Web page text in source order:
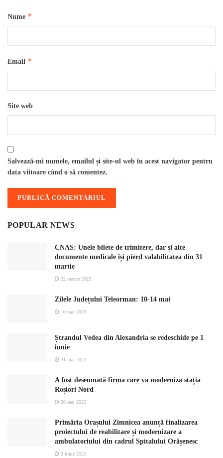
Nume *
Email *
Site web
Salvează-mi numele, emailul și site-ul web în acest navigator pentru
data viitoare când o să comentez.
POPULAR NEWS
CNAS: Unele bilete de trimitere, dar și alte
documente medicale își pierd valabilitatea din 31
martie
22 martie 2022
Zilele Județului Teleorman: 10-14 mai
10 mai 2025
Ștrandul Vedea din Alexandria se redeschide pe 1
iunie
31 mai 2022
A fost desemnată firma care va moderniza stația
Roșiori Nord
26 mai 2025
Primăria Orașului Zimnicea anunță finalizarea
proiectului de reabilitare și modernizare a
ambulatoriului din cadrul Spitalului Orășenesc
3 iunie 2025